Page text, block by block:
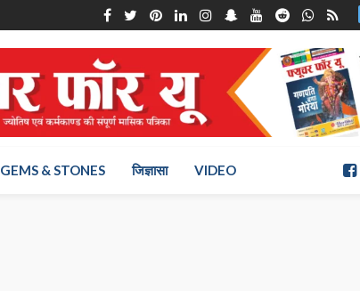
GEMS & STONES जिज्ञासा VIDEO